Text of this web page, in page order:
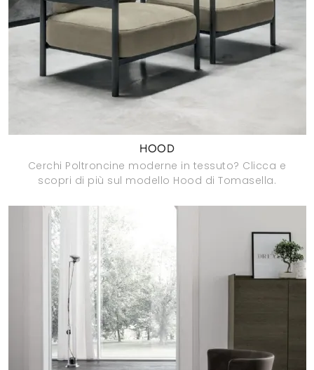
HOOD
Cerchi Poltroncine moderne in tessuto? Clicca e
scopri di più sul modello Hood di Tomasella.